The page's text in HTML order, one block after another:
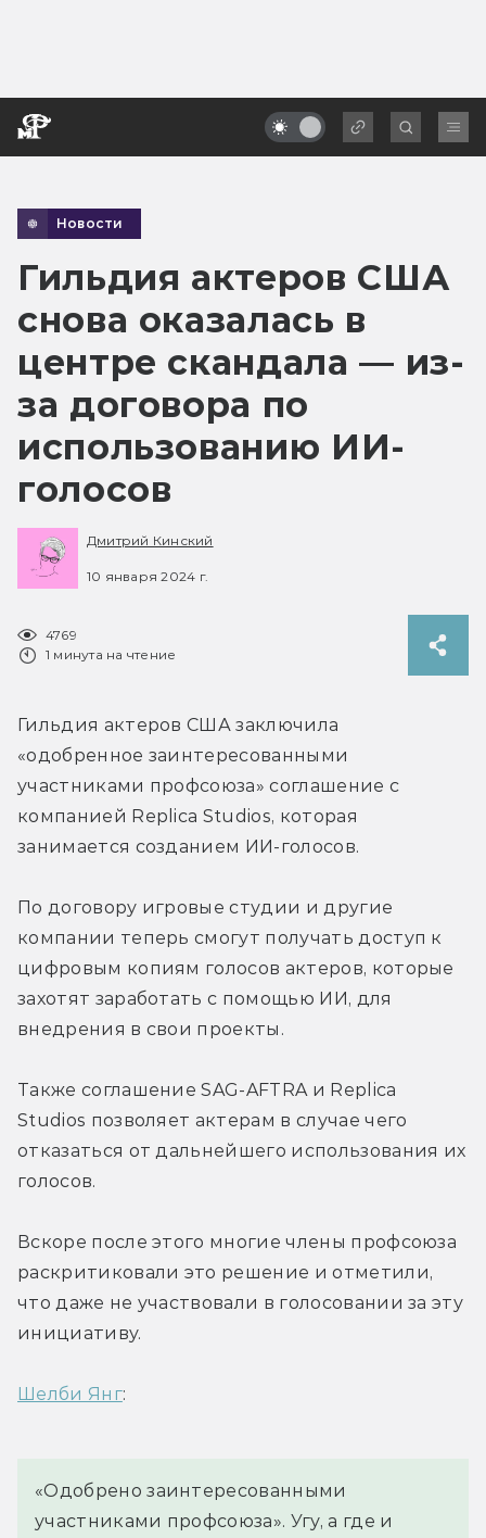
Новости
Гильдия актеров США
снова оказалась в
центре скандала — из-
за договора по
использованию ИИ-
голосов
Дмитрий Кинский
10 января 2024 г.
4769
1 минута на чтение
Гильдия актеров США заключила
«одобренное заинтересованными
участниками профсоюза» соглашение с
компанией Replica Studios, которая
занимается созданием ИИ-голосов.
По договору игровые студии и другие
компании теперь смогут получать доступ к
цифровым копиям голосов актеров, которые
захотят заработать с помощью ИИ, для
внедрения в свои проекты.
Также соглашение SAG-AFTRA и Replica
Studios позволяет актерам в случае чего
отказаться от дальнейшего использования их
голосов.
Вскоре после этого многие члены профсоюза
раскритиковали это решение и отметили,
что даже не участвовали в голосовании за эту
инициативу.
Шелби Янг:
«Одобрено заинтересованными
участниками профсоюза». Угу, а где и